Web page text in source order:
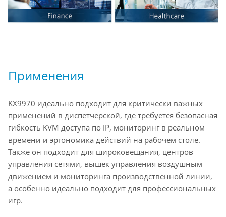
Применения
KX9970 идеально подходит для критически важных
применений в диспетчерской, где требуется безопасная
гибкость KVM доступа по IP, мониторинг в реальном
времени и эргономика действий на рабочем столе.
Также он подходит для широковещания, центров
управления сетями, вышек управления воздушным
движением и мониторинга производственной линии,
а особенно идеально подходит для профессиональных
игр.